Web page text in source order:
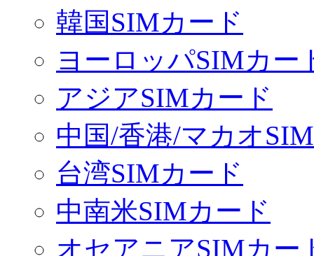
韓国SIMカード
ヨーロッパSIMカー
アジアSIMカード
中国/香港/マカオ
台湾SIMカード
中南米SIMカード
オセアニアSIMカー